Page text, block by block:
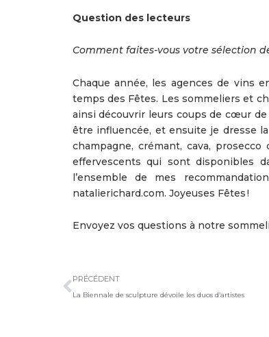
Question des lecteurs
Comment faites-vous votre sélection
Chaque année, les agences de vins
temps des Fêtes. Les sommeliers et
ainsi découvrir leurs coups de cœur de
être influencée, et ensuite je dresse
champagne, crémant, cava,
effervescents qui sont disponibles
l’ensemble de mes
natalierichard.com. Joyeuses Fêtes !
Envoyez vos questions à notre
PRÉCÉDENT
La Biennale de sculpture dévoile les duos d’artistes